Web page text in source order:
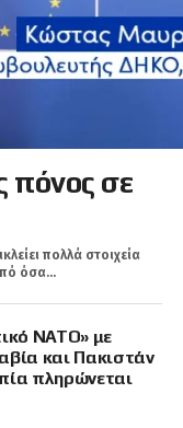
πόνος σε
πολλά στοιχεία
όσα...
ΝΑΤΟ» με
και Πακιστάν
πληρώνεται